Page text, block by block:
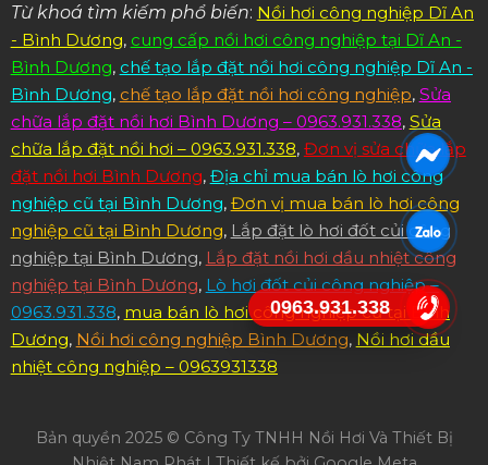
Từ khoá tìm kiếm phổ biến: Nồi hơi công nghiệp Dĩ An
- Bình Dương, cung cấp nồi hơi công nghiệp tại Dĩ An -
Bình Dương, chế tạo lắp đặt nồi hơi công nghiệp Dĩ An -
Bình Dương, chế tạo lắp đặt nồi hơi công nghiệp, Sửa
chữa lắp đặt nồi hơi Bình Dương – 0963.931.338, Sửa
chữa lắp đặt nồi hơi – 0963.931.338, Đơn vị sửa chữa lắp
đặt nồi hơi Bình Dương, Địa chỉ mua bán lò hơi công
nghiệp cũ tại Bình Dương, Đơn vị mua bán lò hơi công
nghiệp cũ tại Bình Dương, Lắp đặt lò hơi đốt củi công
nghiệp tại Bình Dương, Lắp đặt nồi hơi dầu nhiệt công
nghiệp tại Bình Dương, Lò hơi đốt củi công nghiệp –
0963.931.338, mua bán lò hơi công nghiệp cũ tại Bình
Dương, Nồi hơi công nghiệp Bình Dương, Nồi hơi dầu
nhiệt công nghiệp – 0963931338
Bản quyền 2025 © Công Ty TNHH Nồi Hơi Và Thiết Bị
0963.931.338